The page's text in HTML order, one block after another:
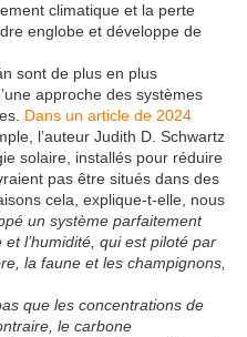
climatique et la perte
englobe et développe de
sont de plus en plus
approche des systèmes
Dans un article de 2024
l’auteur Judith D. Schwartz
solaire, installés pour réduire
pas être situés dans des
cela, explique-t-elle, nous
un système parfaitement
l’humidité, qui est piloté par
la faune et les champignons,
que les concentrations de
le carbone